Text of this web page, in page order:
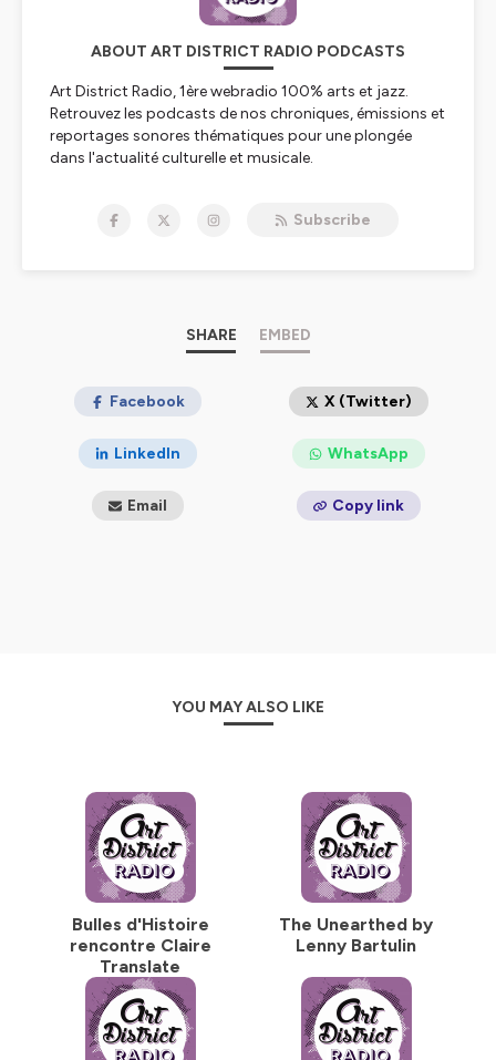
ABOUT ART DISTRICT RADIO PODCASTS
Art District Radio, 1ère webradio 100% arts et jazz.
Retrouvez les podcasts de nos chroniques, émissions et
reportages sonores thématiques pour une plongée
dans l'actualité culturelle et musicale.
confidentialite
pour plus d'informations.
Subscribe
SHARE EMBED
Facebook X (Twitter)
LinkedIn WhatsApp
Email Copy link
YOU MAY ALSO LIKE
Bulles d'Histoire
rencontre Claire
Translate
The Unearthed by
Lenny Bartulin